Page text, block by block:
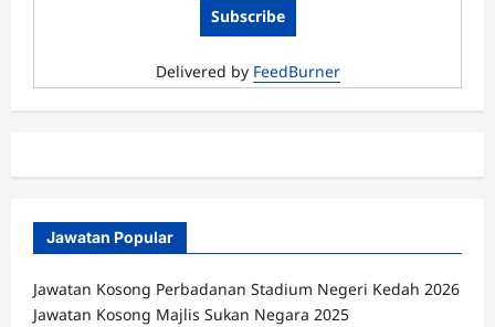
Delivered by FeedBurner
Jawatan Popular
Jawatan Kosong Perbadanan Stadium Negeri Kedah 2026
Jawatan Kosong Majlis Sukan Negara 2025